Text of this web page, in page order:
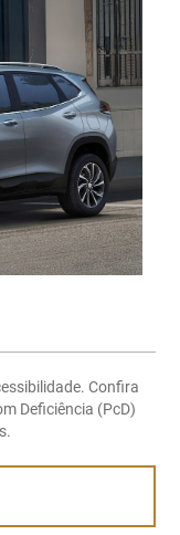
Confira
Deficiência (PcD)